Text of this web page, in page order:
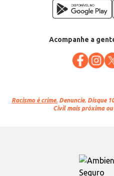
Acompanhe a
Racismo é crime. Denuncie. Disque
Civil mais próxima